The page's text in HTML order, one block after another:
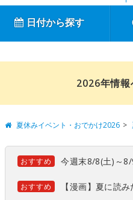
日付から探す
2026年情報
夏休みイベント・おでかけ2026
おすすめ 今週末8/8(土)～
おすすめ 【漫画】夏に読